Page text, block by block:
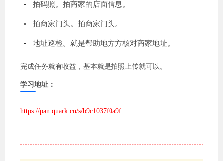
拍码照。拍商家的店面信息。
拍商家门头。拍商家门头。
地址巡检。就是帮助地方方核对商家地址。
完成任务就有收益，基本就是拍照上传就可以。
学习地址：
https://pan.quark.cn/s/b9c1037f0a9f